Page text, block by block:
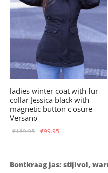
ladies winter coat with fur
collar Jessica black with
magnetic button closure
Versano
€169.95
Original
€169.95.
€99.95
Bontkraag jas: stijlvol,